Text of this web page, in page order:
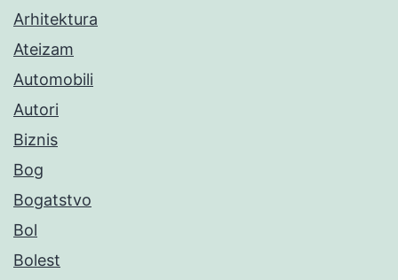
Arhitektura
Ateizam
Automobili
Autori
Biznis
Bog
Bogatstvo
Bol
Bolest